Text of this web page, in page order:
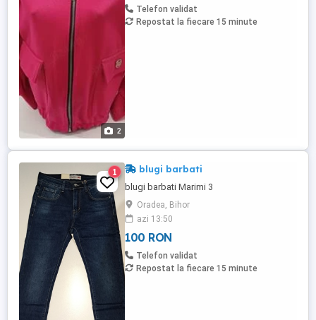
2
Telefon validat
Repostat la fiecare 15 minute
1 blugi barbati
blugi barbati Marimi 3
Oradea, Bihor
azi 13:50
100 RON
Telefon validat
Repostat la fiecare 15 minute